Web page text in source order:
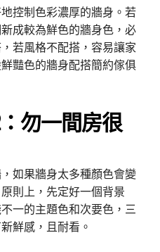
控制色彩濃厚的牆身。若
成較為鮮色的牆身色，必
若風格不配搭，容易讓家
豔色的牆身配搭簡約傢俱
勿一間房很
如果牆身太多種顏色會變
則上，先定好一個背景
一的主題色和次要色，三
鮮感，且耐看。